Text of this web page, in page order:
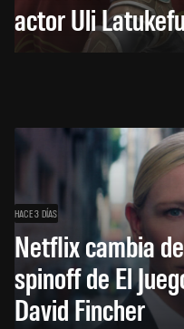
actor Uli
HACE 3 DÍAS
Netflix cambia
spinoff de El
David Fincher